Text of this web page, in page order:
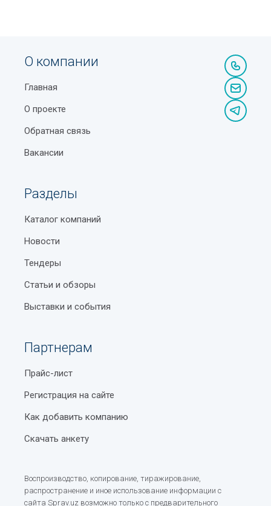
О компании
Главная
О проекте
Обратная связь
Вакансии
Разделы
Каталог компаний
Новости
Тендеры
Статьи и обзоры
Выставки и события
Партнерам
Прайс-лист
Регистрация на сайте
Как добавить компанию
Скачать анкету
Воспроизводство, копирование, тиражирование,
распространение и иное использование информации с
сайта Sprav.uz возможно только с предварительного